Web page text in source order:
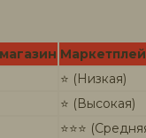
⭐ (Низкая)
⭐ (Высокая)
⭐⭐⭐